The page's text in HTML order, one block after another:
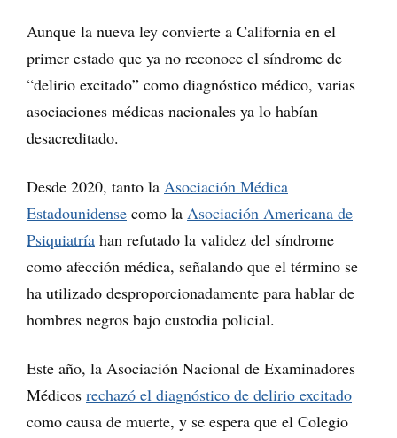
Aunque la nueva ley convierte a California en el
primer estado que ya no reconoce el síndrome de
“delirio excitado” como diagnóstico médico, varias
asociaciones médicas nacionales ya lo habían
desacreditado.
Desde 2020, tanto la Asociación Médica
Estadounidense como la Asociación Americana de
Psiquiatría han refutado la validez del síndrome
como afección médica, señalando que el término se
ha utilizado desproporcionadamente para hablar de
hombres negros bajo custodia policial.
Este año, la Asociación Nacional de Examinadores
Médicos rechazó el diagnóstico de delirio excitado
como causa de muerte, y se espera que el Colegio